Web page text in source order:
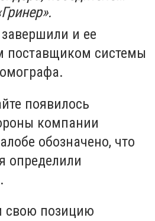
и ее
поставщиком системы
появилось
компании
обозначено, что
определили
свою позицию